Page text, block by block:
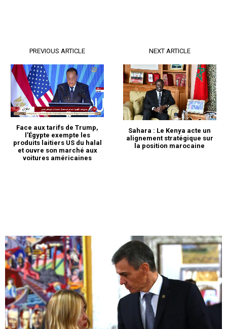
le1.ma
l'intelligence de
PREVIOUS ARTICLE
Face aux tarifs de Trump,
l’Égypte exempte les
produits laitiers US du halal
et ouvre son marché aux
voitures américaines
NEXT ARTICLE
Sahara : Le Kenya acte un
alignement stratégique sur
la position marocaine